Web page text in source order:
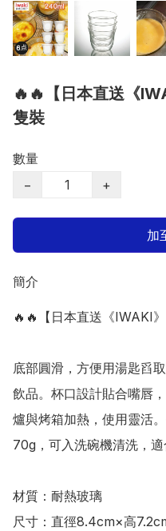
🔥🔥【日本直送《
隻裝
數量
−
+
加
簡介
🔥🔥【日本直送《IWAKI
底部圓滑，方便用湯匙舀
飲品。杯口設計貼合嘴唇
爐與烤箱加熱，使用靈活
70g，可入洗碗機清洗，
材質：耐熱玻璃
尺寸：直徑8.4cm×高